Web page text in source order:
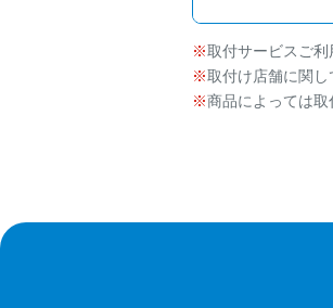
取付サービスご
取付け店舗に関し
商品によっては取